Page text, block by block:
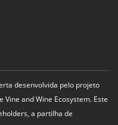
desenvolvida pelo projeto
and Wine Ecosystem. Este
a partilha de